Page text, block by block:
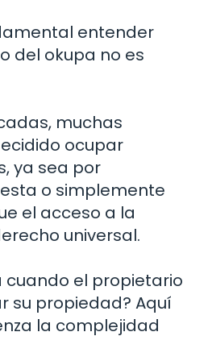
entender
del okupa no es
muchas
ocupar
ya sea por
o simplemente
el acceso a la
universal.
cuando el propietario
su propiedad? Aquí
la complejidad